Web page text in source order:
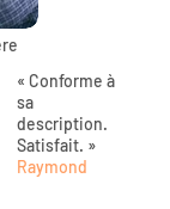
« Conforme à
sa
description.
Satisfait. »
Raymond